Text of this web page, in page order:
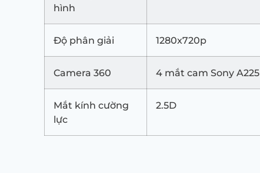
hình
Độ phân giải 1280x720p
Camera 360 4 mắt cam Sony A225
Mắt kính cường
lực
2.5D